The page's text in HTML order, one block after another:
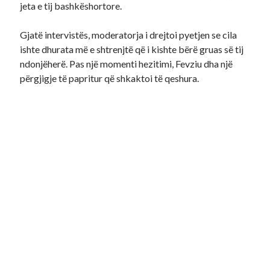
jeta e tij bashkëshortore.
Gjatë intervistës, moderatorja i drejtoi pyetjen se cila
ishte dhurata më e shtrenjtë që i kishte bërë gruas së tij
ndonjëherë. Pas një momenti hezitimi, Fevziu dha një
përgjigje të papritur që shkaktoi të qeshura.